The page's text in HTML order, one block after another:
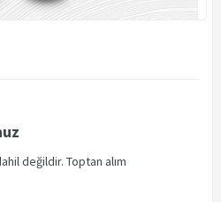
değildir. Toptan alım